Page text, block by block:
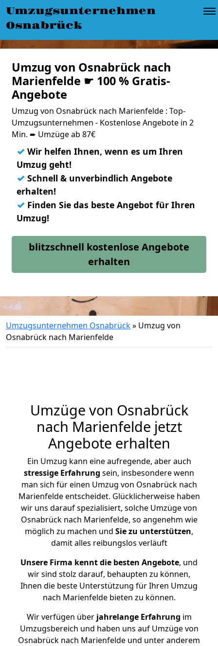
Umzugsunternehmen
Osnabrück
Umzug von Osnabrück nach
Marienfelde ☛ 100 % Gratis-
Angebote
Umzug von Osnabrück nach Marienfelde : Top-
Umzugsunternehmen - Kostenlose Angebote in 2
Min. ➨ Umzüge ab 87€
✓ Wir helfen Ihnen, wenn es um Ihren
Umzug geht!
✓ Schnell & unverbindlich Angebote
erhalten!
✓ Finden Sie das beste Angebot für Ihren
Umzug!
blitzschnell kostenlose Angebote
erhalten
Umzugsunternehmen Osnabrück» Umzug von
Osnabrück nach Marienfelde
Umzüge von Osnabrück
nach Marienfelde jetzt
Angebote erhalten
Ein Umzug kann eine aufregende, aber auch
stressige Erfahrung sein, insbesondere wenn
man sich für einen Umzug von Osnabrück nach
Marienfelde entscheidet. Glücklicherweise haben
wir uns darauf spezialisiert, solche Umzüge von
Osnabrück nach Marienfelde, so angenehm wie
möglich zu machen und Sie zu unterstützen,
damit alles reibungslos verläuft
Unsere Firma kennt die besten Angebote, und
wir sind stolz darauf, behaupten zu können,
Ihnen die beste Unterstützung für Ihren Umzug
nach Marienfelde bieten zu können.
Wir verfügen überjahrelange Erfahrung im
Umzugsbereich und haben uns auf Umzüge von
Osnabrück nach Marienfelde und unter anderem